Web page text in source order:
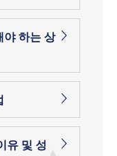
야 하는 상
유 및 성